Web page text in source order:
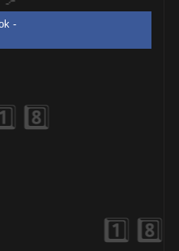
Facebook -
⚡